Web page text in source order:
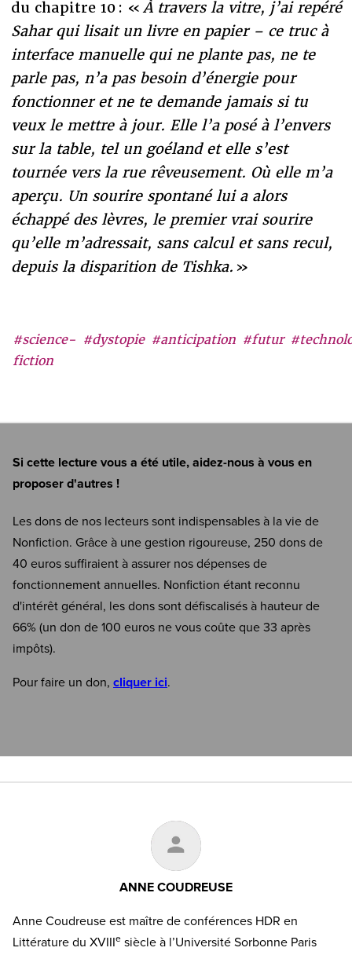
#science-
fiction
#dystopie #anticipation #futur
du chapitre 10 : «À travers la vitre, j’ai repéré
Sahar qui lisait un livre en papier – ce truc à
interface manuelle qui ne plante pas, ne te
parle pas, n’a pas besoin d’énergie pour
fonctionner et ne te demande jamais si tu
veux le mettre à jour. Elle l’a posé à l’envers
sur la table, tel un goéland et elle s’est
tournée vers la rue rêveusement. Où elle m’a
aperçu. Un sourire spontané lui a alors
échappé des lèvres, le premier vrai sourire
qu’elle m’adressait, sans calcul et sans recul,
depuis la disparition de Tishka. »
Si cette lecture vous a été utile, aidez-nous à vous en
proposer d'autres !
Les dons de nos lecteurs sont indispensables à la vie de
Nonfiction. Grâce à une gestion rigoureuse, 250 dons de
40 euros suffiraient à assurer nos dépenses de
fonctionnement annuelles. Nonfiction étant reconnu
d'intérêt général, les dons sont défiscalisés à hauteur de
66% (un don de 100 euros ne vous coûte que 33 après
impôts).
Pour faire un don, cliquer ici.
ANNE COUDREUSE
Anne Coudreuse est maître de conférences HDR en
Littérature du XVIIIe siècle à l’Université Sorbonne Paris